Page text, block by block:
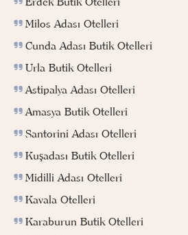
Milos Adası Otelleri
Cunda Adası Butik Otelleri
Urla Butik Otelleri
Astipalya Adası Otelleri
Amasya Butik Otelleri
Santorini Adası Otelleri
Kuşadası Butik Otelleri
Midilli Adası Otelleri
Kavala Otelleri
Karaburun Butik Otelleri